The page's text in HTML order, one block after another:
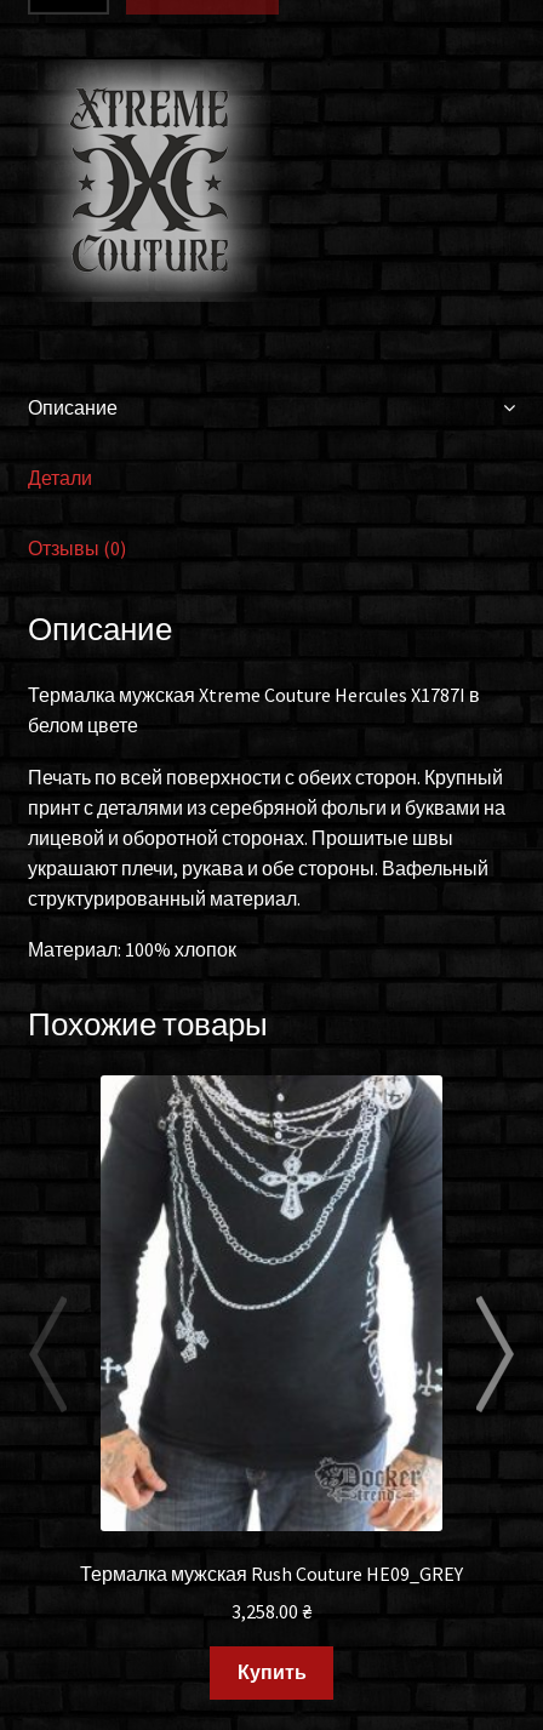
мужская
Xtreme
Couture
X1787I
Описание
Детали
Отзывы (0)
Описание
Термалка мужская Xtreme Couture Hercules X1787I в
белом цвете
Печать по всей поверхности с обеих сторон. Крупный
принт с деталями из серебряной фольги и буквами на
лицевой и оборотной сторонах. Прошитые швы
украшают плечи, рукава и обе стороны. Вафельный
структурированный материал.
Материал: 100% хлопок
Похожие товары
Термалка мужская Rush Couture HE09_GREY
3,258.00₴
Купить